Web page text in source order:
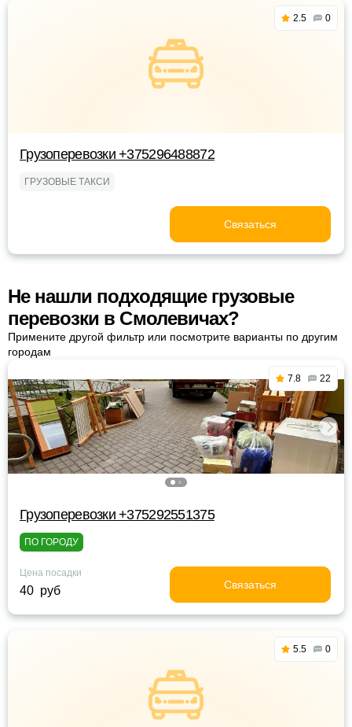
2.5 0
Грузоперевозки +375296488872
ГРУЗОВЫЕ ТАКСИ
Связаться
Не нашли подходящие грузовые
перевозки в Смолевичах?
Примените другой фильтр или посмотрите варианты по другим
городам
7.8 22
Грузоперевозки +375292551375
ПО ГОРОДУ
Цена посадки
40 руб Связаться
5.5 0